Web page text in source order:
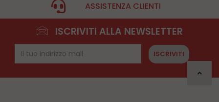
ASSISTENZA CLIENTI
ISCRIVITI ALLA NEWSLETTER
ISCRIVITI